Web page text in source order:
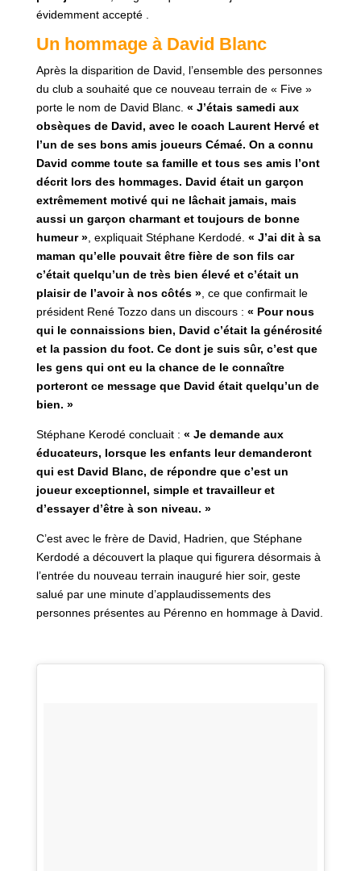
évidemment accepté .
Un hommage à David Blanc
Après la disparition de David, l’ensemble des personnes
du club a souhaité que ce nouveau terrain de « Five »
porte le nom de David Blanc. « J’étais samedi aux
obsèques de David, avec le coach Laurent Hervé et
l’un de ses bons amis joueurs Cémaé. On a connu
David comme toute sa famille et tous ses amis l’ont
décrit lors des hommages. David était un garçon
extrêmement motivé qui ne lâchait jamais, mais
aussi un garçon charmant et toujours de bonne
humeur », expliquait Stéphane Kerdodé. « J’ai dit à sa
maman qu’elle pouvait être fière de son fils car
c’était quelqu’un de très bien élevé et c’était un
plaisir de l’avoir à nos côtés », ce que confirmait le
président René Tozzo dans un discours : « Pour nous
qui le connaissions bien, David c’était la générosité
et la passion du foot. Ce dont je suis sûr, c’est que
les gens qui ont eu la chance de le connaître
porteront ce message que David était quelqu’un de
bien. »
Stéphane Kerodé concluait : « Je demande aux
éducateurs, lorsque les enfants leur demanderont
qui est David Blanc, de répondre que c’est un
joueur exceptionnel, simple et travailleur et
d’essayer d’être à son niveau. »
C’est avec le frère de David, Hadrien, que Stéphane
Kerdodé a découvert la plaque qui figurera désormais à
l’entrée du nouveau terrain inauguré hier soir, geste
salué par une minute d’applaudissements des
personnes présentes au Pérenno en hommage à David.